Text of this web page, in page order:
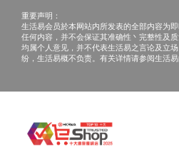
重要声明：
生活易会员於本网站内所发表的全部内容为
任何内容，并不会保证其准确性丶完整性及
均属个人意见，并不代表生活易之言论及立
纷，生活易概不负责。有关详情请参阅生活易